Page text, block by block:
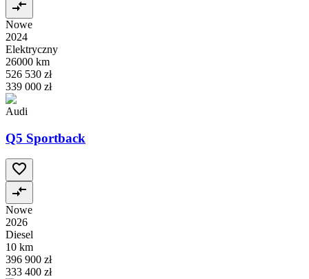
Nowe
2024
Elektryczny
26000 km
526 530 zł
339 000 zł
Audi
Q5 Sportback
Nowe
2026
Diesel
10 km
396 900 zł
333 400 zł